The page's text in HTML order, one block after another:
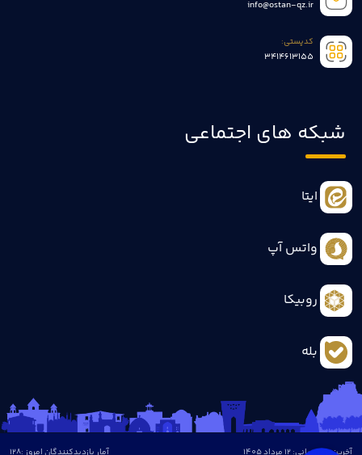
info@ostan-qz.ir
کدپستی:
3414613155
شبکه های اجتماعی
ایتا
واتس آپ
روبیکا
بله